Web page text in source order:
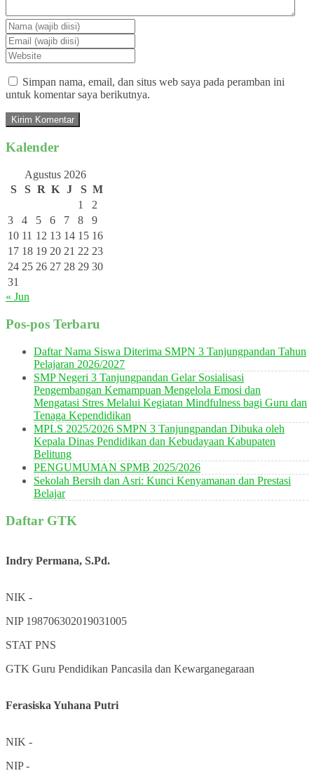
Simpan nama, email, dan situs web saya pada peramban ini
untuk komentar saya berikutnya.
Kalender
Agustus 2026
S
S R K J S M
1
2
3
4 5 6 7 8
9
10 11 12 13 14 15 16
17 18 19 20 21 22 23
24 25 26 27 28 29 30
31
« Jun
Pos-pos Terbaru
Daftar Nama Siswa Diterima SMPN 3 Tanjungpandan Tahun
Pelajaran 2026/2027
SMP Negeri 3 Tanjungpandan Gelar Sosialisasi
Pengembangan Kemampuan Mengelola Emosi dan
Mengatasi Stres Melalui Kegiatan Mindfulness bagi Guru dan
Tenaga Kependidikan
MPLS 2025/2026 SMPN 3 Tanjungpandan Dibuka oleh
Kepala Dinas Pendidikan dan Kebudayaan Kabupaten
Belitung
PENGUMUMAN SPMB 2025/2026
Sekolah Bersih dan Asri: Kunci Kenyamanan dan Prestasi
Belajar
Daftar GTK
Indry Permana, S.Pd.
NIK -
NIP 198706302019031005
STAT PNS
GTK Guru Pendidikan Pancasila dan Kewarganegaraan
Ferasiska Yuhana Putri
NIK -
NIP-